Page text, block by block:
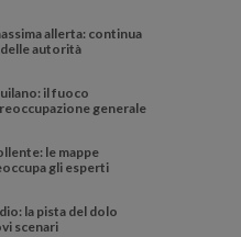
allerta: continua
autorità
il fuoco
generale
le mappe
gli esperti
la pista del dolo
scenari